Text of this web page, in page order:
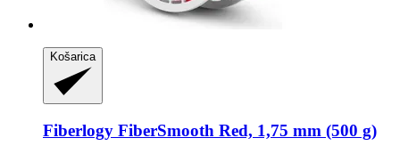
Košarica
Fiberlogy FiberSmooth Red, 1,75 mm (500 g)